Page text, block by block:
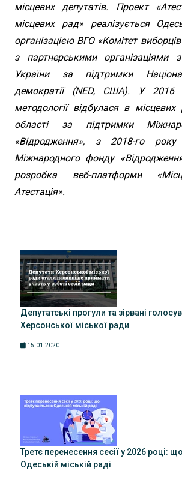
місцевих депутатів. Проект
місцевих рад» реалізується
організацією ВГО «Комітет
з партнерськими організаціями
України за підтримки
демократії (NED, США). У 2016
методології відбулася в
області за підтримки
«Відродження», з 2018-го
Міжнародного фонду
розробка веб-платформи
Атестація».
Депутатські прогули та зірвані
Херсонської міської ради
15.01.2020
Третє перенесення сесії у 2026 році:
Одеській міській раді